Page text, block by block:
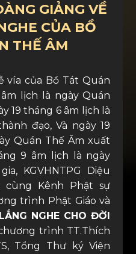
GIẢNG VỀ
CỦA BỒ
THẾ ÂM
vía của Bồ Tát Quán
lịch là ngày Quán
19 tháng 6 âm lịch là
đạo, Và ngày 19
Quán Thế Âm xuất
9 âm lịch là ngày
KGVHNTPG Diệu
cùng Kênh Phật sự
trình Phật Giáo và
NGHE CHO ĐỜI
trình TT.Thích
Tổng Thư ký Viện